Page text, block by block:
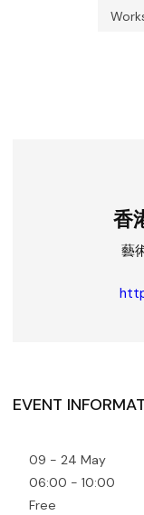
香
藝
EVENT
09 - 24 May
06:00 - 10:00
Free